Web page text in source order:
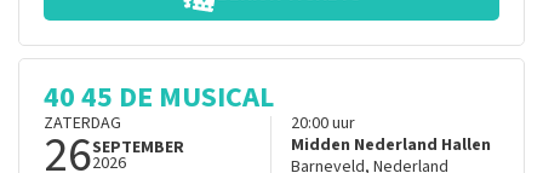
40 45 DE MUSICAL
ZATERDAG
26SEPTEMBER
2026
20:00uur
Midden Nederland Hallen
Barneveld, Nederland